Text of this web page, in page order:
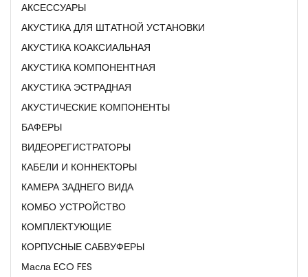
АКСЕССУАРЫ
АКУСТИКА ДЛЯ ШТАТНОЙ УСТАНОВКИ
АКУСТИКА КОАКСИАЛЬНАЯ
АКУСТИКА КОМПОНЕНТНАЯ
АКУСТИКА ЭСТРАДНАЯ
АКУСТИЧЕСКИЕ КОМПОНЕНТЫ
БАФЕРЫ
ВИДЕОРЕГИСТРАТОРЫ
КАБЕЛИ И КОННЕКТОРЫ
КАМЕРА ЗАДНЕГО ВИДА
КОМБО УСТРОЙСТВО
КОМПЛЕКТУЮЩИЕ
КОРПУСНЫЕ САБВУФЕРЫ
Масла ECO FES